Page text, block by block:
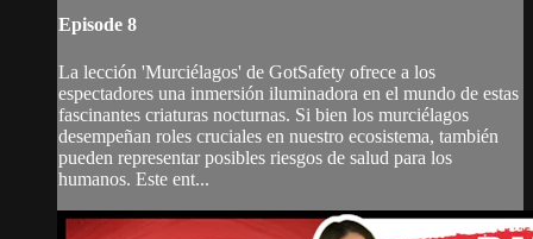
Episode 8
La lección 'Murciélagos' de GotSafety ofrece a los
espectadores una inmersión iluminadora en el mundo de estas
fascinantes criaturas nocturnas. Si bien los murciélagos
desempeñan roles cruciales en nuestro ecosistema, también
pueden representar posibles riesgos de salud para los
humanos. Este ent...